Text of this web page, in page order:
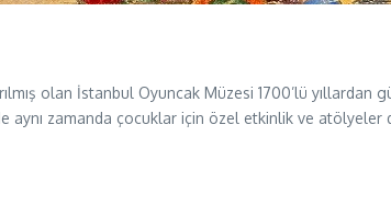
olan İstanbul Oyuncak Müzesi 1700’lü
aynı zamanda çocuklar için özel etkinlik ve